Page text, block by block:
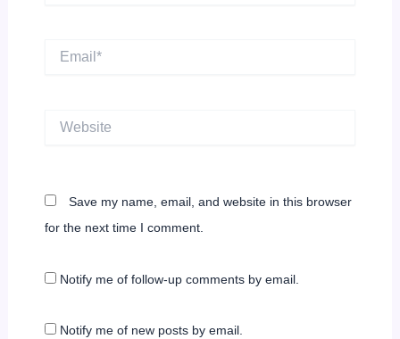
Email*
Save my name, email, and website in this browser
for the next time I comment.
Notify me of follow-up comments by email.
Notify me of new posts by email.